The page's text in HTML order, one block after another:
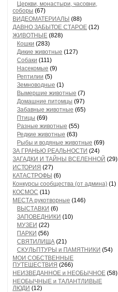
Церкви, монастыри, часовни,
соборы (67)
ВИДЕОМАТЕРИАЛЫ (88)
ДАВНО ЗАБЫТОЕ СТАРОЕ (12)
ЖИВОТНЫЕ (828)
Кошки (283)
Дикие животные (127)
Собаки (111)
Насекомые (9)
Рептилии (5)
Земноводные (1)
Вымершие животные (7)
Домашние питомцы (97)
Забавные животные (65)
Птицы (69)
Разные животные (55)
Редкие животные (63)
Рыбы и водяные животные (69)
ЗА ГРАНЬЮ РЕАЛЬНОСТИ (24)
ЗАГАДКИ И ТАЙНЫ ВСЕЛЕННОЙ (29)
ИСТОРИЯ (27)
КАТАСТРОФЫ (6)
Конкурсы сообщества (от админа) (1)
КОСМОС (11)
МЕСТА рукотворные (146)
ВЫСТАВКИ (6)
ЗАПОВЕДНИКИ (10)
МУЗЕИ (22)
ПАРКИ (56)
СВЯТИЛИЩА (21)
СКУЛЬПТУРЫ и ПАМЯТНИКИ (54)
МОИ СОБСТВЕННЫЕ
ПУТЕШЕСТВИЯ (266)
НЕИЗВЕДАННОЕ и НЕОБЫЧНОЕ (58)
НЕОБЫЧНЫЕ и ТАЛАНТЛИВЫЕ
ЛЮДИ (12)